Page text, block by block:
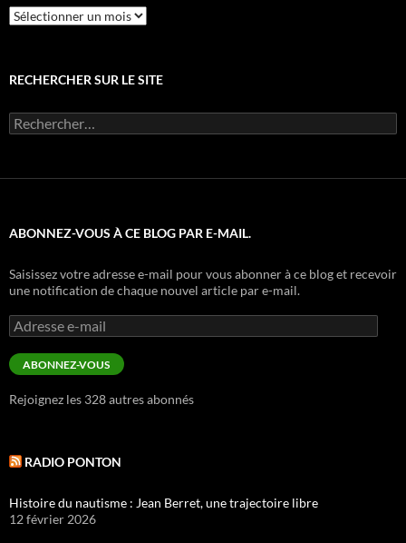
Archives
RECHERCHER SUR LE SITE
Rechercher :
ABONNEZ-VOUS À CE BLOG PAR E-MAIL.
Saisissez votre adresse e-mail pour vous abonner à ce blog et recevoir
une notification de chaque nouvel article par e-mail.
Adresse
e-
mail
ABONNEZ-VOUS
Rejoignez les 328 autres abonnés
RADIO PONTON
Histoire du nautisme : Jean Berret, une trajectoire libre
12 février 2026